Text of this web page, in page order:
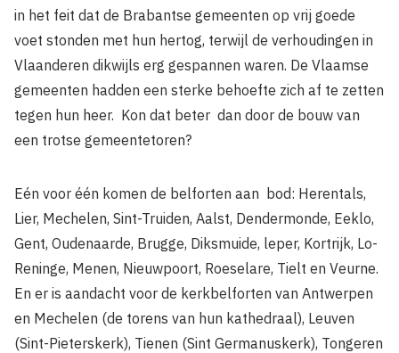
in het feit dat de Brabantse gemeenten op vrij goede
voet stonden met hun hertog, terwijl de verhou­dingen in
Vlaanderen dikwijls erg gespannen waren. De Vlaamse
gemeenten hadden een sterke behoefte zich af te zetten
tegen hun heer. Kon dat beter dan door de bouw van
een trotse gemeentetoren?
Eén voor één komen de belforten aan bod: Herentals,
Lier, Mechelen, Sint-Truiden, Aalst, Dendermonde, Eeklo,
Gent, Oudenaarde, Brugge, Diksmuide, leper, Kortrijk, Lo-
Reninge, Menen, Nieuwpoort, Roeselare, Tielt en Veurne.
En er is aandacht voor de kerkbelforten van Antwerpen
en Mechelen (de torens van hun kathedraal), Leuven
(Sint-Pieterskerk), Tienen (Sint­ Germanuskerk), Tongeren